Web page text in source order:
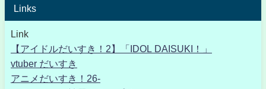
Links
Link
【アイドルだいすき！2】「IDOL DAISUKI！」
vtuber だいすき
アニメだいすき！26-